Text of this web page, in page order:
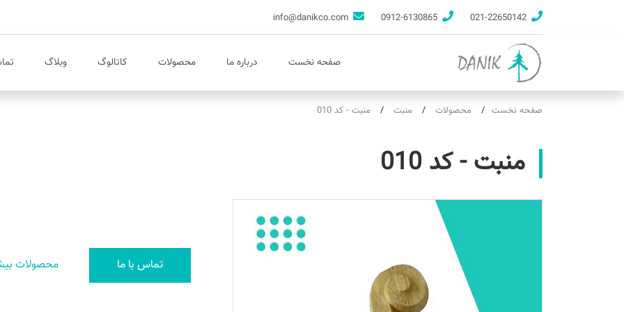
صفحه نخست درباره ما محصولات کاتالوگ وبلاگ
صفحه نخست محصولات منبت منبت - کد 010
منبت - کد 010
تماس با ما محصولات